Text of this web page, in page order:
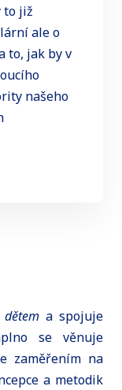
to již
ale o
to, jak by v
našeho
dětem a spojuje
se věnuje
zaměřením na
a metodik